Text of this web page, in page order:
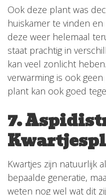
Ook deze plant was
huiskamer te vinden
deze weer helemaal
staat prachtig in
kan veel zonlicht
verwarming is ook
plant kan ook goed
7.
Kwartjes zijn natuurlijk
bepaalde generatie,
weten nog wel wat dit